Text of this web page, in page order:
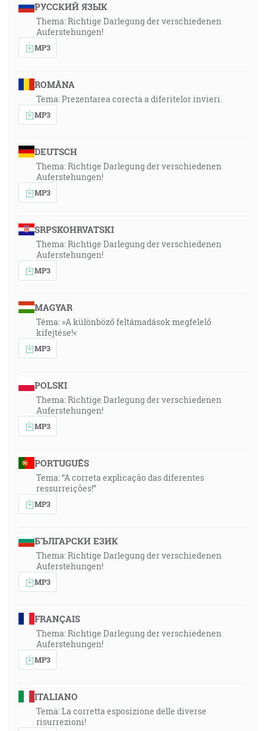
РУССКИЙ ЯЗЫК
Thema: Richtige Darlegung der verschiedenen
Auferstehungen!
MP3
ROMÂNA
Tema: Prezentarea corecta a diferitelor invieri.
MP3
DEUTSCH
Thema: Richtige Darlegung der verschiedenen
Auferstehungen!
MP3
SRPSKOHRVATSKI
Thema: Richtige Darlegung der verschiedenen
Auferstehungen!
MP3
MAGYAR
Téma: »A különböző feltámadások megfelelő
kifejtése!«
MP3
POLSKI
Thema: Richtige Darlegung der verschiedenen
Auferstehungen!
MP3
PORTUGUÊS
Tema: “A correta explicação das diferentes
ressurreições!”
MP3
БЪЛГАРСКИ ЕЗИК
Thema: Richtige Darlegung der verschiedenen
Auferstehungen!
MP3
FRANÇAIS
Thema: Richtige Darlegung der verschiedenen
Auferstehungen!
MP3
ITALIANO
Tema: La corretta esposizione delle diverse
risurrezioni!